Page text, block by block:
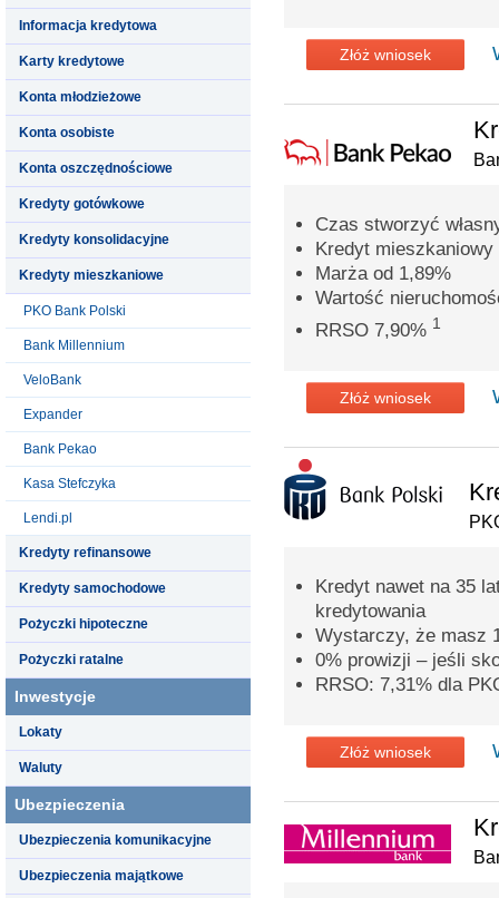
Informacja kredytowa
Karty kredytowe
Konta młodzieżowe
Konta osobiste
Konta oszczędnościowe
Kredyty gotówkowe
Kredyty konsolidacyjne
Kredyty mieszkaniowe
PKO Bank Polski
Bank Millennium
VeloBank
Expander
Bank Pekao
Kasa Stefczyka
Lendi.pl
Kredyty refinansowe
Kredyty samochodowe
Pożyczki hipoteczne
Pożyczki ratalne
Inwestycje
Lokaty
Waluty
Ubezpieczenia
Ubezpieczenia komunikacyjne
Ubezpieczenia majątkowe
Złóż wniosek
Czas stworzyć
Kredyt
Marża od 1,89%
Wartość
RRSO 7,90% 1
Złóż wniosek
Kredyt nawet na 35
kredytowania
Wystarczy, że masz
0% prowizji – jeśli
RRSO: 7,31% dla
Złóż wniosek